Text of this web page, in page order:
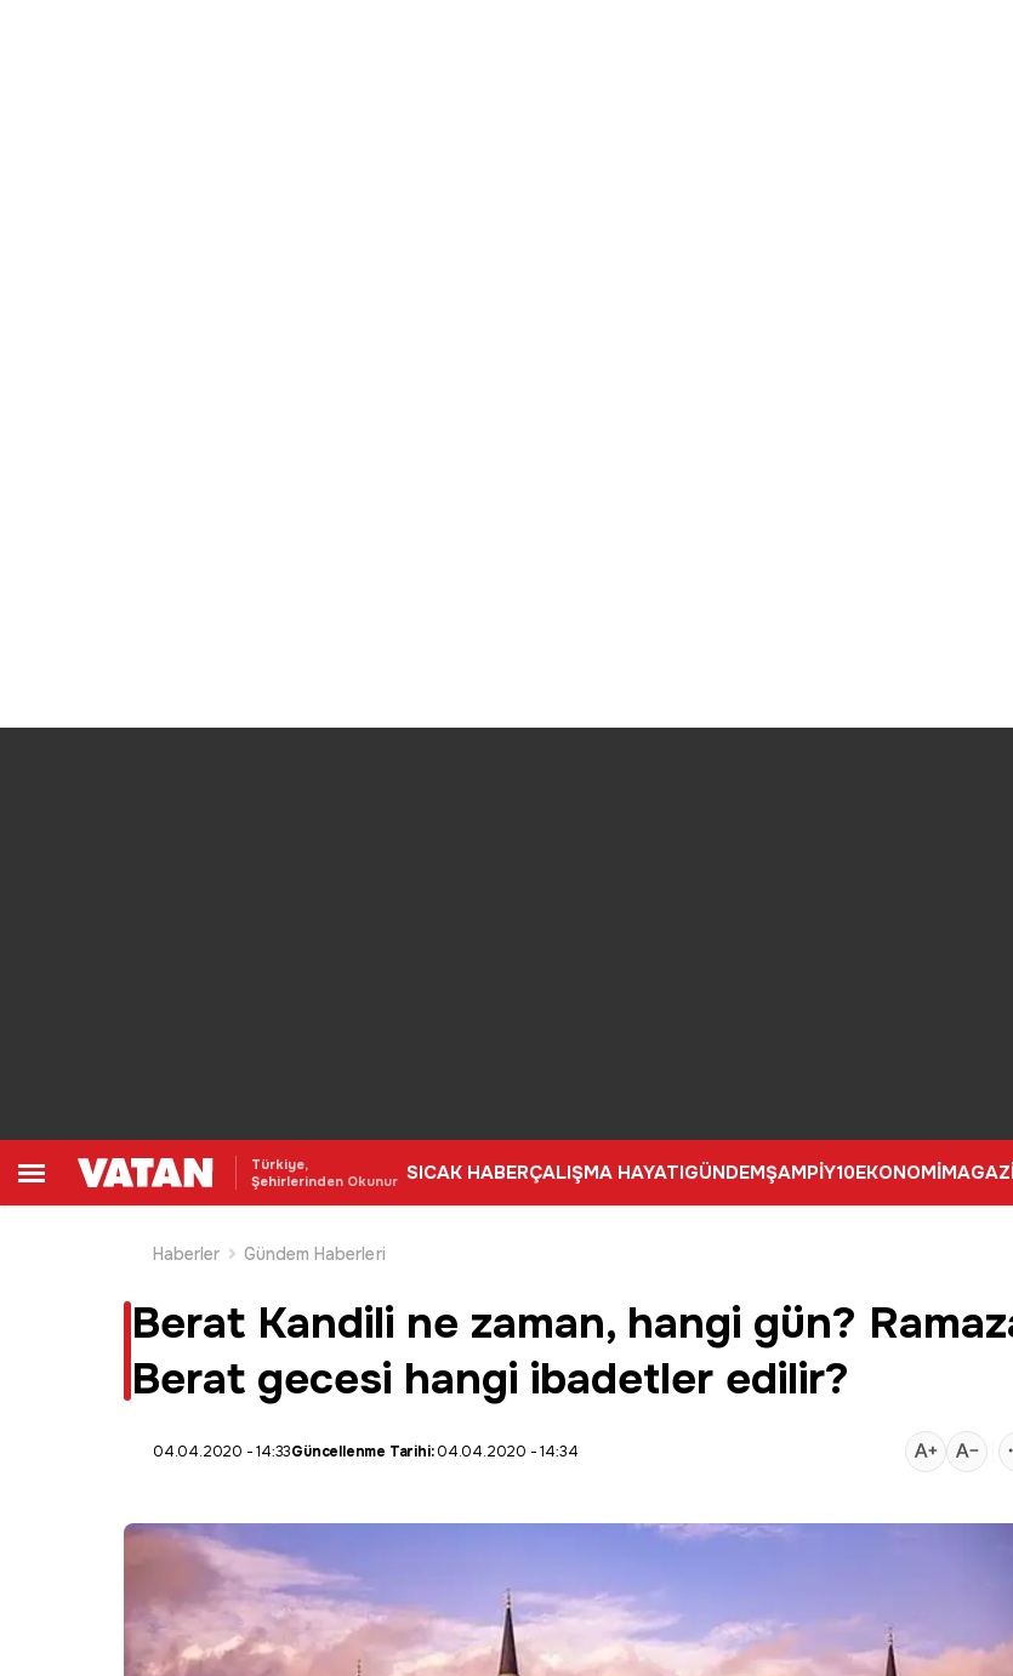
Türkiye,
Şehirlerinden Okunur SICAK HABERÇALIŞMA HAYATIGÜNDEMŞAMPİY10EKONOMİ
Haberler
Gündem Haberleri
Berat Kandili ne zaman, hangi gün?
Berat gecesi hangi ibadetler edilir?
04.04.2020 - 14:33Güncellenme Tarihi:04.04.2020 - 14:34